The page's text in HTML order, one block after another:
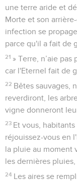
une terre aride et
Morte et son
infection se
parce qu'il a fait de
21 » Terre, n’aie
car l'Eternel fait de
22 Bêtes sauvages,
reverdiront, les
vigne donneront
23 Et vous,
réjouissez-vous en
la pluie au moment
les dernières pluies,
24 Les aires se